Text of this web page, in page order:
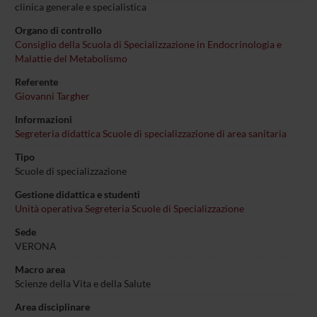
raccolto dal tuo utilizzo dei loro servizi.
clinica generale e specialistica
Organo di controllo
Consiglio della Scuola di Specializzazione in Endocrinologia e
Malattie del Metabolismo
Referente
Giovanni Targher
Informazioni
Segreteria didattica Scuole di specializzazione di area sanitaria
Tipo
Scuole di specializzazione
Gestione didattica e studenti
Unità operativa Segreteria Scuole di Specializzazione
Sede
VERONA
Macro area
Scienze della Vita e della Salute
Area disciplinare